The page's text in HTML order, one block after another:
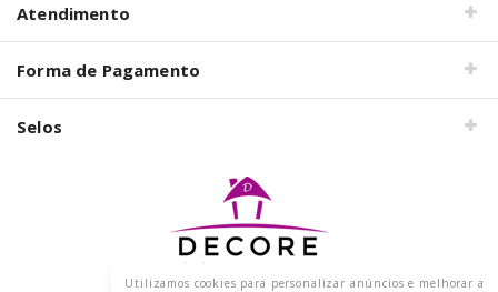
Atendimento
Forma de Pagamento
Selos
Utilizamos cookies para personalizar anúncios e melhorar a